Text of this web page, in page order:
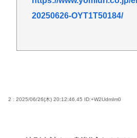
20250626-OYT1T50184/
2 : 2025/06/26(木) 20:12:46.45 ID:+W2UdmIm0